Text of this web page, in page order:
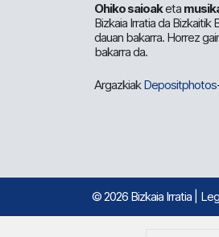
Ohiko saioaketa
Bizkaia Irratia da
dauan bakarra. Horrez
bakarra da.
ArgazkiakDepositphotos
© 2026 Bizkaia Irratia